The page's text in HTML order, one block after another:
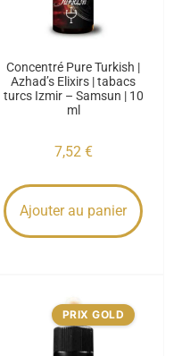
Concentré Pure Turkish |
Azhad’s Elixirs | tabacs
turcs Izmir – Samsun | 10
ml
7,52 €
Ajouter au panier
PRIX GOLD